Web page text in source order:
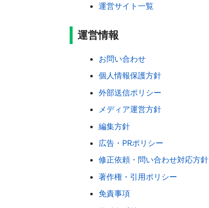
運営サイト一覧
運営情報
お問い合わせ
個人情報保護方針
外部送信ポリシー
メディア運営方針
編集方針
広告・PRポリシー
修正依頼・問い合わせ対応方針
著作権・引用ポリシー
免責事項